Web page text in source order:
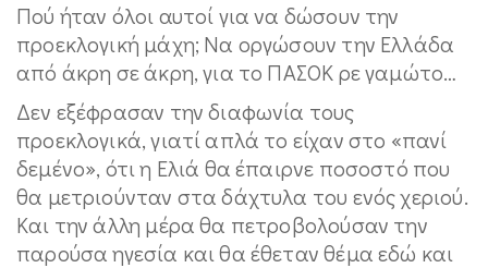
Πού ήταν όλοι αυτοί για να δώσουν την
προεκλογική μάχη; Να οργώσουν την Ελλάδα
από άκρη σε άκρη, για το ΠΑΣΟΚ ρε γαμώτο…
Δεν εξέφρασαν την διαφωνία τους
προεκλογικά, γιατί απλά το είχαν στο «πανί
δεμένο», ότι η Ελιά θα έπαιρνε ποσοστό που
θα μετριούνταν στα δάχτυλα του ενός χεριού.
Και την άλλη μέρα θα πετροβολούσαν την
παρούσα ηγεσία και θα έθεταν θέμα εδώ και